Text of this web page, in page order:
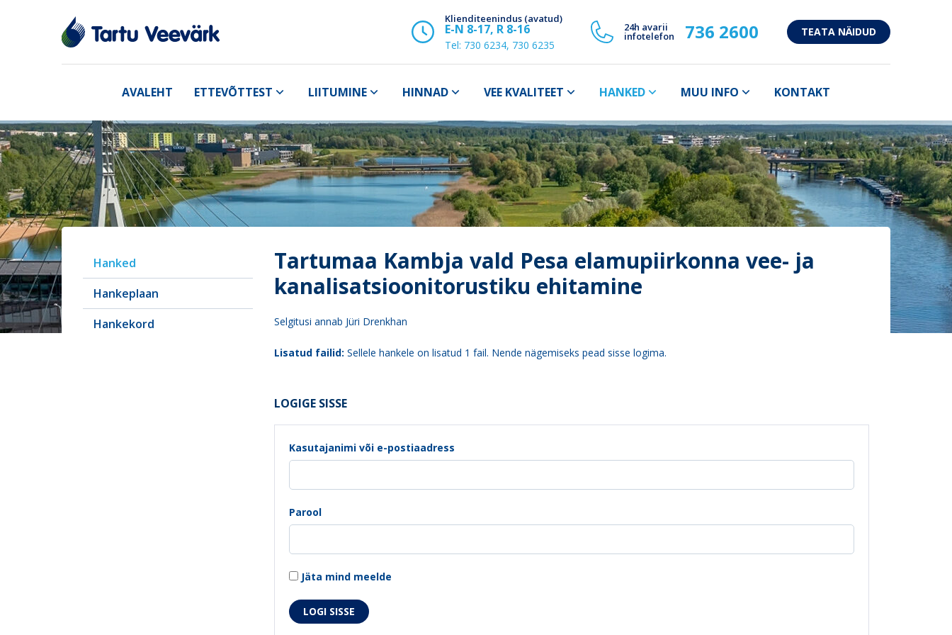
Klienditeenindus (avatud)
E-N 8-17, R 8-16
Tel: 730 6234, 730 6235
24h avarii
infotelefon 736 2600 TEATA NÄIDUD
AVALEHT ETTEVÕTTEST LIITUMINE HINNAD VEE KVALITEET HANKED MUU INFO KONTAKT
Hanked
Hankeplaan
Hankekord
Tartumaa Kambja vald Pesa elamupiirkonna vee- ja
kanalisatsioonitorustiku ehitamine
Selgitusi annab Jüri Drenkhan
Lisatud failid: Sellele hankele on lisatud 1 fail. Nende nägemiseks pead sisse logima.
LOGIGE SISSE
Kasutajanimi või e-postiaadress
Parool
Jäta mind meelde